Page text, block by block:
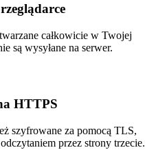
całkowicie w Twojej
są wysyłane na serwer.
HTTPS
szyfrowane za pomocą TLS,
przez strony trzecie.